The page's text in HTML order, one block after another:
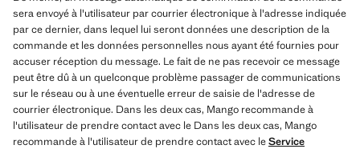
sera envoyé à l'utilisateur par courrier électronique à l'adresse indiquée
par ce dernier, dans lequel lui seront données une description de la
commande et les données personnelles nous ayant été fournies pour
accuser réception du message. Le fait de ne pas recevoir ce message
peut être dû à un quelconque problème passager de communications
sur le réseau ou à une éventuelle erreur de saisie de l'adresse de
courrier électronique. Dans les deux cas, Mango recommande à
l'utilisateur de prendre contact avec le Dans les deux cas, Mango
recommande à l'utilisateur de prendre contact avec leService